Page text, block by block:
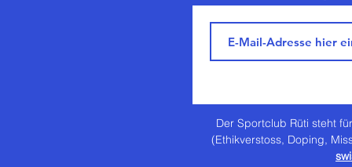
Der Sportclub Rüti steht
(Ethikverstoss, Doping,